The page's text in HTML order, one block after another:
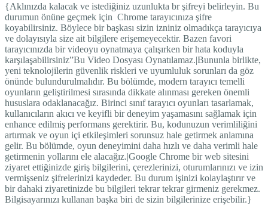
{Aklınızda kalacak ve istediğiniz uzunlukta br şifreyi belirleyin. Bu
durumun önüne geçmek için Chrome tarayıcınıza şifre
koyabilirsiniz. Böylece bir başkası sizin izniniz olmadıkça tarayıcıya
ve dolayısıyla size ait bilgilere erişemeyecektir. Bazen favori
tarayıcınızda bir videoyu oynatmaya çalışırken bir hata koduyla
karşılaşabilirsiniz”Bu Video Dosyası Oynatılamaz.|Bununla birlikte,
yeni teknolojilerin güvenlik riskleri ve uyumluluk sorunları da göz
önünde bulundurulmalıdır. Bu bölümde, modern tarayıcı temelli
oyunların geliştirilmesi sırasında dikkate alınması gereken önemli
hususlara odaklanacağız. Birinci sınıf tarayıcı oyunları tasarlamak,
kullanıcıların akıcı ve keyifli bir deneyim yaşamasını sağlamak için
enhance edilmiş performans gerektirir. Bu, kodunuzun verimliliğini
artırmak ve oyun içi etkileşimleri sorunsuz hale getirmek anlamına
gelir. Bu bölümde, oyun deneyimini daha hızlı ve daha verimli hale
getirmenin yollarını ele alacağız.|Google Chrome bir web sitesini
ziyaret ettiğinizde giriş bilgilerini, çerezlerinizi, oturumlarınızı ve izin
vermişseniz şifrelerinizi kaydeder. Bu durum işinizi kolaylaştırır ve
bir dahaki ziyaretinizde bu bilgileri tekrar tekrar girmeniz gerekmez.
Bilgisayarınızı kullanan başka biri de sizin bilgilerinize erişebilir.}